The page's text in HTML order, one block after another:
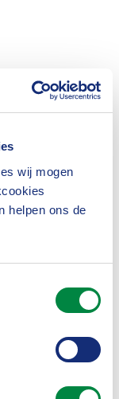
wij mogen
helpen ons de
van
Verbond
voor
bij het
HR-
welkom!